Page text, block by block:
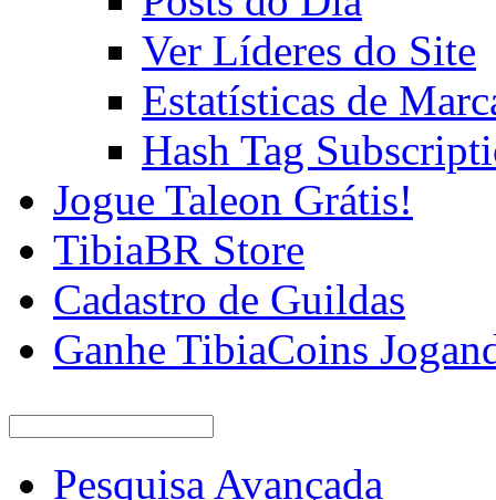
Ver Líderes do Site
Estatísticas de
Hash Tag
Jogue Taleon Grátis!
TibiaBR Store
Cadastro de Guildas
Ganhe TibiaCoins
Pesquisa Avançada